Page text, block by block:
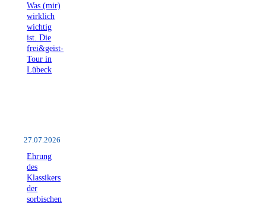
Was (mir)
wirklich
wichtig
ist. Die
frei&geist-
Tour in
Lübeck
27.07.2026
Ehrung
des
Klassikers
der
sorbischen